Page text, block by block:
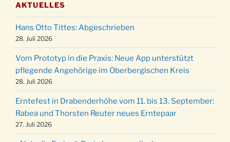
11.12.
Puer-Natus weihnachtliches Brauchtum am
Robert-Gassner-Hof um 17:00 Uhr
19.12.
Kinderbibeltag im Ev. Gemeindehaus von 10-
12 Uhr
20.12.
Weihnachts-Konzert des Honterus Chors in
der Kirche um 17:00 Uhr
24.12.
Familiengottesdienst mit Krippenspiel im Ev.
Gemeindehaus um 15:00 Uhr
24.12. Familiengottesdienst in der FeG um 16 Uhr
Weihnachtsgottesdienst in der Kirche um
AKTUELLES
Hans Otto Tittes: Abgeschrieben
28. Juli 2026
Vom Prototyp in die Praxis: Neue App unterstützt
pflegende Angehörige im Oberbergischen Kreis
28. Juli 2026
Erntefest in Drabenderhöhe vom 11. bis 13. September:
Rabea und Thorsten Reuter neues Erntepaar
27. Juli 2026